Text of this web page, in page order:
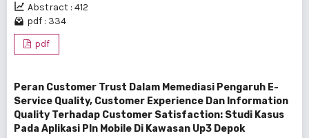
Abstract : 412
pdf : 334
pdf
Peran Customer Trust Dalam Memediasi Pengaruh E-
Service Quality, Customer Experience Dan Information
Quality Terhadap Customer Satisfaction: Studi Kasus
Pada Aplikasi Pln Mobile Di Kawasan Up3 Depok